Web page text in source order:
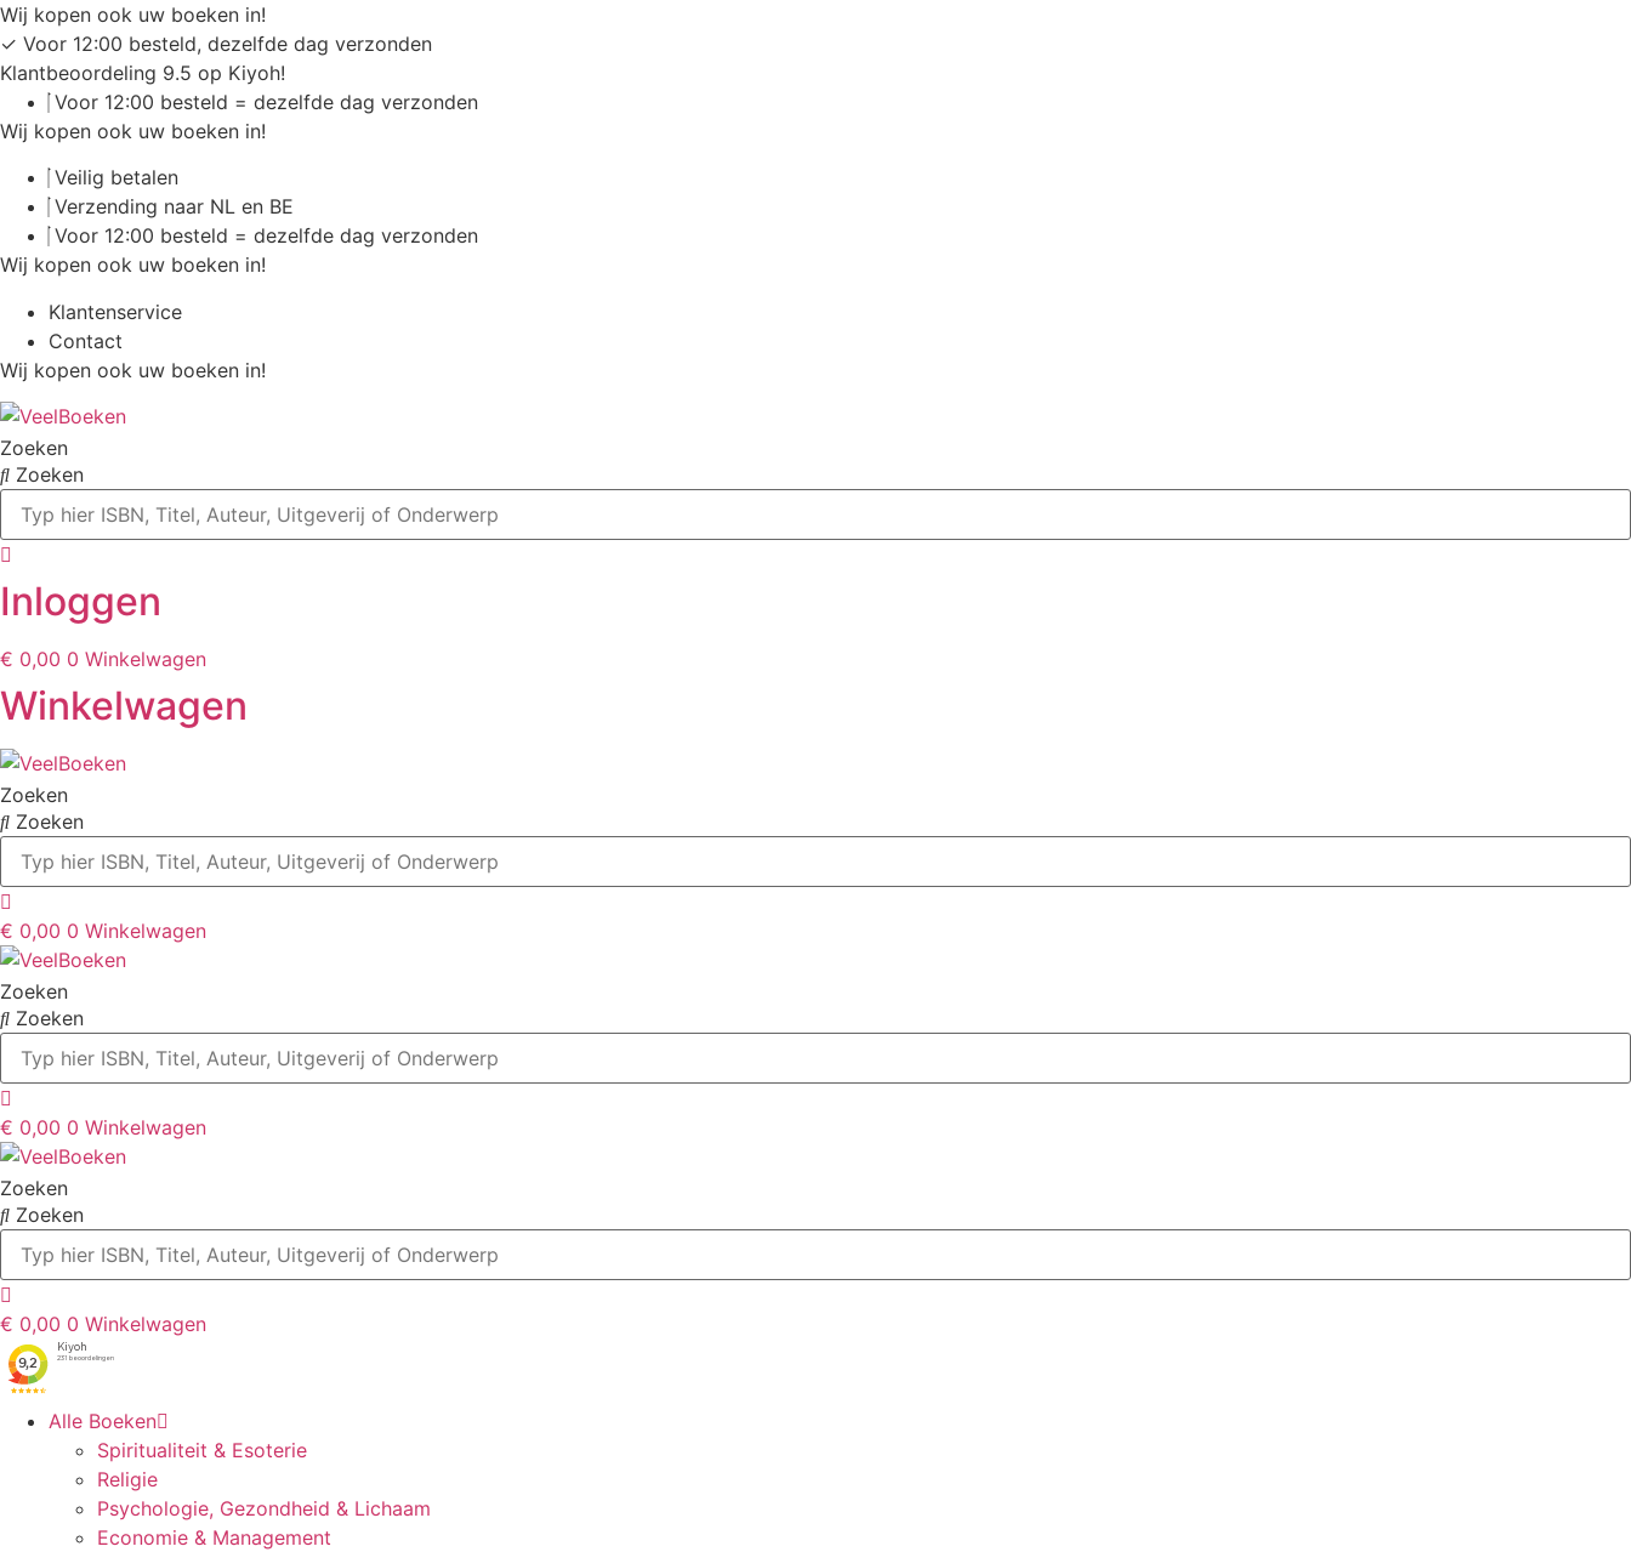
Ga
naar
de
inhoud
Wij kopen ook uw boeken in!
✓ Voor 12:00 besteld, dezelfde dag verzonden
Klantbeoordeling 9.5 op Kiyoh!
Voor 12:00 besteld = dezelfde dag verzonden
Wij kopen ook uw boeken in!
Veilig betalen
Verzending naar NL en BE
Voor 12:00 besteld = dezelfde dag verzonden
Wij kopen ook uw boeken in!
Klantenservice
Contact
Wij kopen ook uw boeken in!
Zoeken
Zoeken
Inloggen
€ 0,00 0 Winkelwagen
Winkelwagen
Zoeken
Zoeken
€ 0,00 0 Winkelwagen
Zoeken
Zoeken
€ 0,00 0 Winkelwagen
Zoeken
Zoeken
€ 0,00 0 Winkelwagen
Alle Boeken
Spiritualiteit & Esoterie
Religie
Psychologie, Gezondheid & Lichaam
Economie & Management